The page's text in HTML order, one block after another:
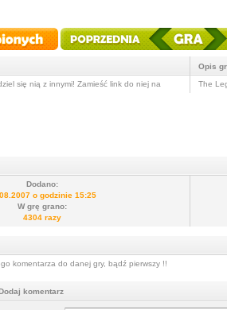
się nią z innymi! Zamieść link do niej na
Opis
The
Dodano:
o godzinie 15:25
W grę grano:
4304 razy
komentarza do danej gry, bądź pierwszy !!
komentarz